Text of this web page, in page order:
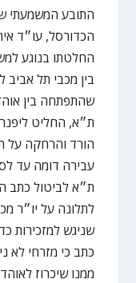
התובע המשמעתי
הכדורסל, עו״ד
בין מכבי תל
שהתפתחה בין
ת״א, החליט
הורד והרחקה על
עבירה דומה עד
ת״א לביטול כתב
לתלונה על יו״ר
שניגש למזכירות
כתב כי מזרחי לא
ממנו שיכרוז